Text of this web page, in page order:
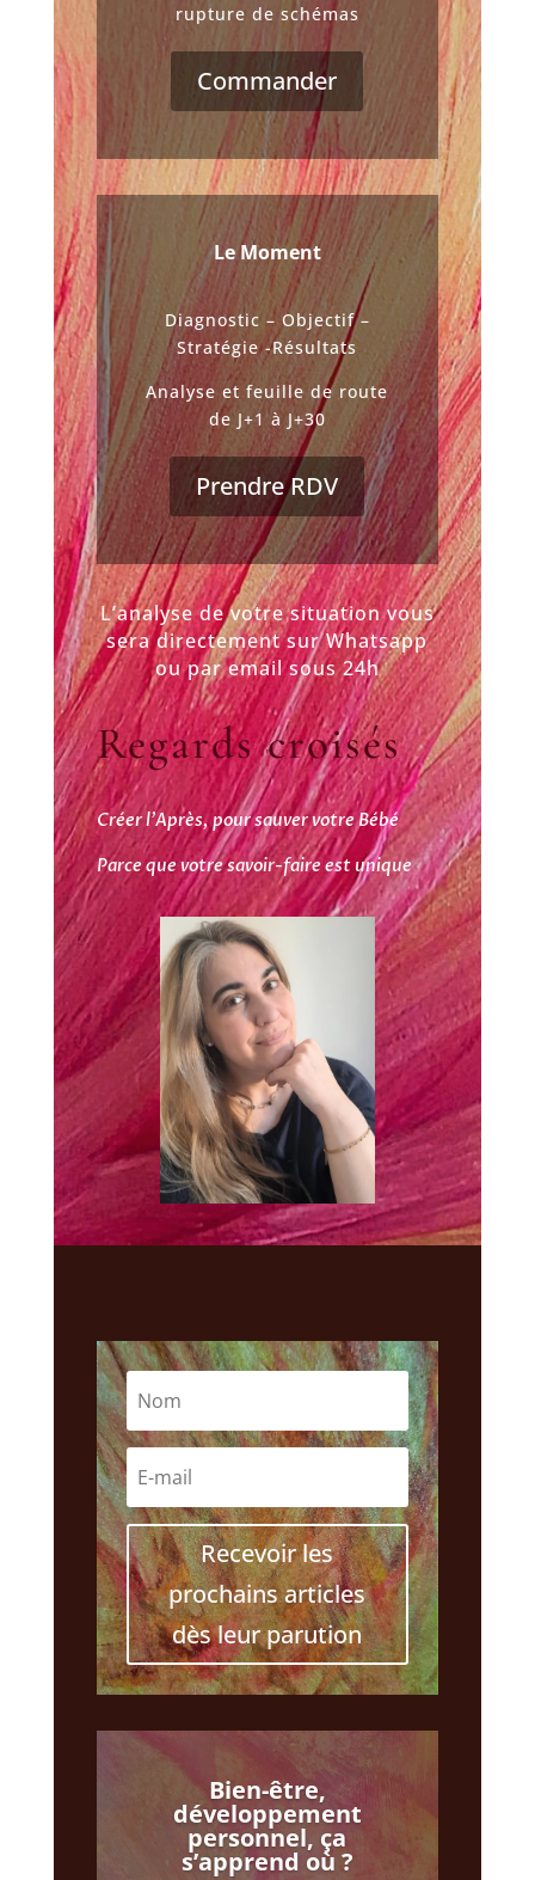
rupture de schémas
Commander
Le Moment
Diagnostic – Objectif –
Stratégie -Résultats
Analyse et feuille de route
de J+1 à J+30
Prendre RDV
L’analyse de votre situation vous
sera directement sur Whatsapp
ou par email sous 24h
Regards croisés
Créer l’Après, pour sauver votre Bébé
Parce que votre savoir-faire est unique
Recevoir les
prochains articles
dès leur parution
Bien-être,
développement
personnel, ça
s’apprend où ?